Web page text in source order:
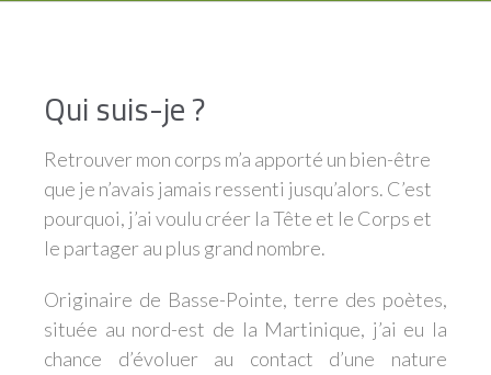
Qui suis-je ?
Retrouver mon corps m’a apporté un bien-être
que je n’avais jamais ressenti jusqu’alors. C’est
pourquoi, j’ai voulu créer la Tête et le Corps et
le partager au plus grand nombre.
Originaire de Basse-Pointe, terre des poètes,
située au nord-est de la Martinique, j’ai eu la
chance d’évoluer au contact d’une nature